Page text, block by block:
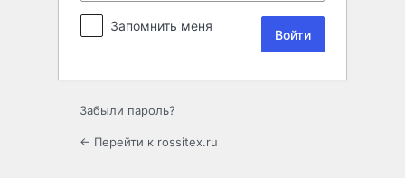
Запомнить меня
Забыли пароль?
← Перейти к rossitex.ru